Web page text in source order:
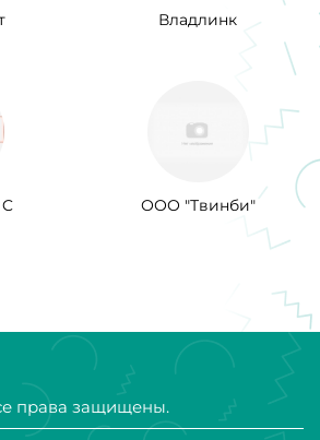
Владлинк
ООО "Твинби"
права защищены.